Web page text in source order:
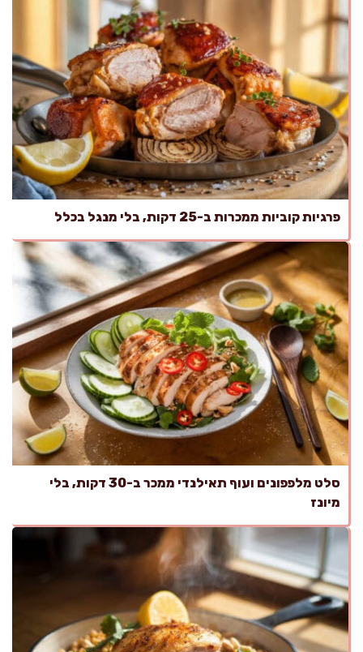
פרגיות קוביות ממכרות ב-25 דקות, בלי מנגל בכלל
סלט מלפפונים ועוף תאילנדי ממכר ב-30 דקות, בלי
מיונז